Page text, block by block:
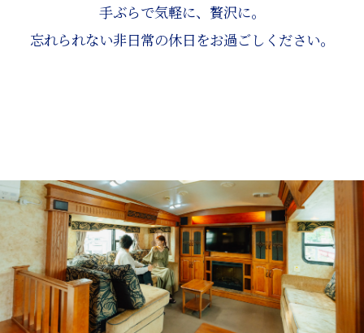
手ぶらで気軽に、贅沢に。
忘れられない非日常の休日をお過ごしください。